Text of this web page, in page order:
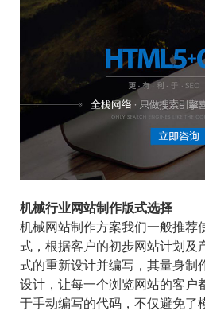
机械行业网站制作版式选择
机械网站制作方案我们一般推荐
式，根据客户的初步网站计划及
式的重新设计并编写，其量身制
设计，让每一个浏览网站的客户
于手动编写的代码，不仅避免了